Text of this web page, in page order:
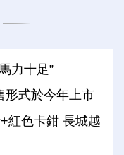
力十足”
形式於今年上市
紅色卡鉗 長城越